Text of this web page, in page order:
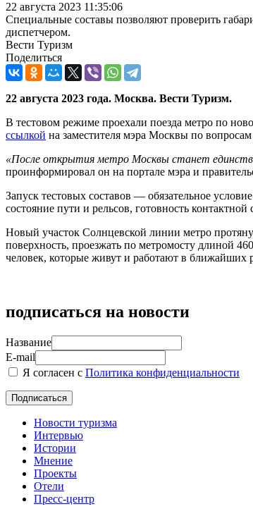
22 августа 2023 11:35:06
Специальные составы позволяют проверить
диспетчером.
Вести Туризм
Поделиться
22 августа 2023 года. Москва. Вести Туризм.
В тестовом режиме проехали поезда метро по
ссылкой на заместителя мэра Москвы по вопросам
«После открытия метро Москвы станет
проинформировал он на портале мэра и
Запуск тестовых составов — обязательное
состояние пути и рельсов, готовность
Новый участок Солнцевской линии метро
поверхность, проезжать по метромосту длиной
человек, которые живут и работают в ближайших
подписаться на новости
Название
E-mail
Я согласен с Политика конфиденциальности
Новости туризма
Интервью
Истории
Мнение
Проекты
Отели
Пресс-центр